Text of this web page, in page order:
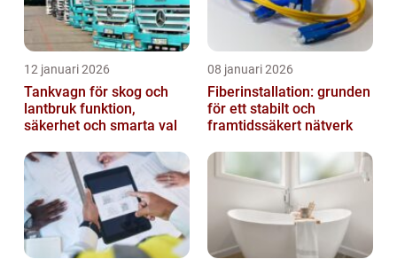
12 januari 2026
Tankvagn för skog och
lantbruk funktion,
säkerhet och smarta val
08 januari 2026
Fiberinstallation: grunden
för ett stabilt och
framtidssäkert nätverk